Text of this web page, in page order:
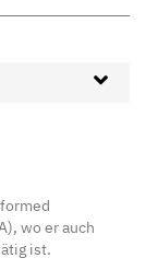
wo er auch
ist.